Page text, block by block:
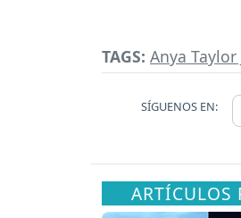
TAGS: Anya Taylor
SÍGUENOS EN:
ARTÍCULOS